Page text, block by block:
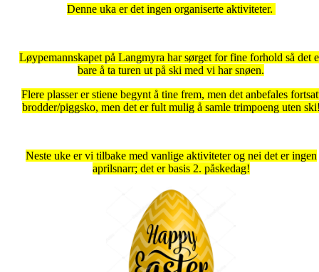
Denne uka er det ingen organiserte aktiviteter.
Løypemannskapet på Langmyra har sørget for fine forhold så det
bare å ta turen ut på ski med vi har snøen.
Flere plasser er stiene begynt å tine frem, men det anbefales
brodder/piggsko, men det er fult mulig å samle trimpoeng uten
Neste uke er vi tilbake med vanlige aktiviteter og nei det er ingen
aprilsnarr; det er basis 2. påskedag!